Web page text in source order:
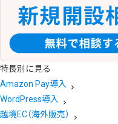
特長別に見る
Amazon Pay導入
WordPress導入
越境EC（海外販売）